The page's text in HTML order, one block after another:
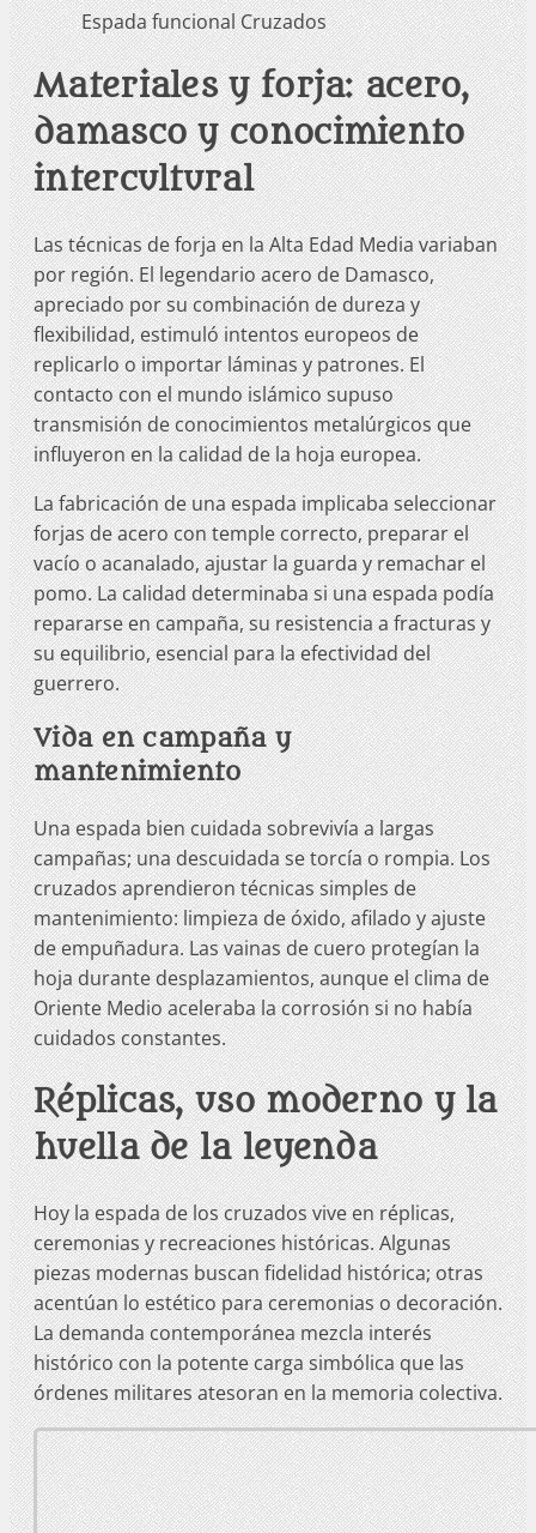
Espada funcional Cruzados
Materiales y forja: acero,
damasco y conocimiento
intercultural
Las técnicas de forja en la Alta Edad Media variaban
por región. El legendario acero de Damasco,
apreciado por su combinación de dureza y
flexibilidad, estimuló intentos europeos de
replicarlo o importar láminas y patrones. El
contacto con el mundo islámico supuso
transmisión de conocimientos metalúrgicos que
influyeron en la calidad de la hoja europea.
La fabricación de una espada implicaba seleccionar
forjas de acero con temple correcto, preparar el
vacío o acanalado, ajustar la guarda y remachar el
pomo. La calidad determinaba si una espada podía
repararse en campaña, su resistencia a fracturas y
su equilibrio, esencial para la efectividad del
guerrero.
Vida en campaña y
mantenimiento
Una espada bien cuidada sobrevivía a largas
campañas; una descuidada se torcía o rompia. Los
cruzados aprendieron técnicas simples de
mantenimiento: limpieza de óxido, afilado y ajuste
de empuñadura. Las vainas de cuero protegían la
hoja durante desplazamientos, aunque el clima de
Oriente Medio aceleraba la corrosión si no había
cuidados constantes.
Réplicas, uso moderno y la
huella de la leyenda
Hoy la espada de los cruzados vive en réplicas,
ceremonias y recreaciones históricas. Algunas
piezas modernas buscan fidelidad histórica; otras
acentúan lo estético para ceremonias o decoración.
La demanda contemporánea mezcla interés
histórico con la potente carga simbólica que las
órdenes militares atesoran en la memoria colectiva.